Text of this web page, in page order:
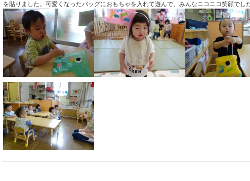
を貼りました。可愛くなったバッグにおもちゃを入れて遊んで、みんなニコニコ笑顔でし